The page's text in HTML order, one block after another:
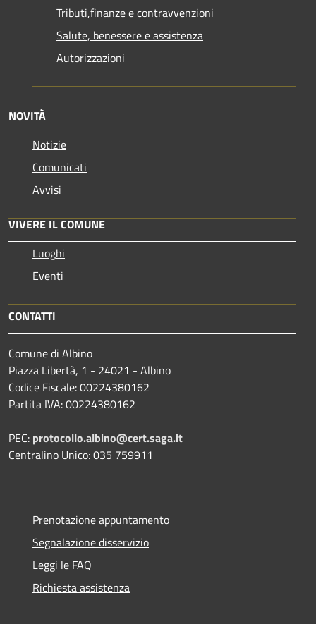
Tributi,finanze e contravvenzioni
Salute, benessere e assistenza
Autorizzazioni
NOVITÀ
Notizie
Comunicati
Avvisi
VIVERE IL COMUNE
Luoghi
Eventi
CONTATTI
Comune di Albino
Piazza Libertà, 1 - 24021 - Albino
Codice Fiscale: 00224380162
Partita IVA: 00224380162
PEC: protocollo.albino@cert.saga.it
Centralino Unico: 035 759911
Prenotazione appuntamento
Segnalazione disservizio
Leggi le FAQ
Richiesta assistenza